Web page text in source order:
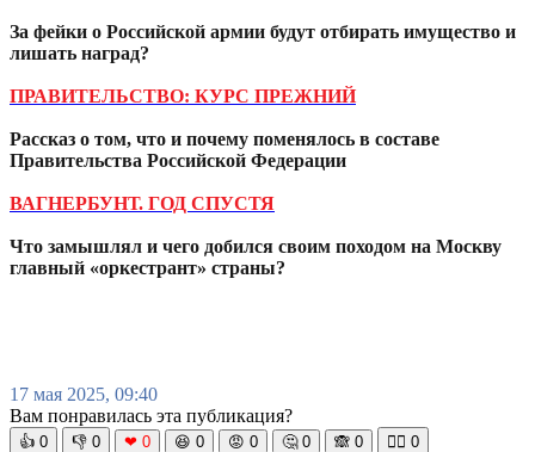
За фейки о Российской армии будут отбирать имущество и
лишать наград?
ПРАВИТЕЛЬСТВО: КУРС ПРЕЖНИЙ
Рассказ о том, что и почему поменялось в составе
Правительства Российской Федерации
ВАГНЕРБУНТ. ГОД СПУСТЯ
Что замышлял и чего добился своим походом на Москву
главный «оркестрант» страны?
17 мая 2025, 09:40
Вам понравилась эта публикация?
👍 0 👎 0 ❤ 0 😆 0 😡 0 🤔 0 🙈 0 🧘‍♀️ 0